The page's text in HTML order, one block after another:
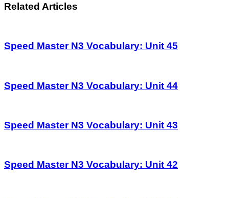
Related Articles
Speed Master N3 Vocabulary: Unit 45
Speed Master N3 Vocabulary: Unit 44
Speed Master N3 Vocabulary: Unit 43
Speed Master N3 Vocabulary: Unit 42